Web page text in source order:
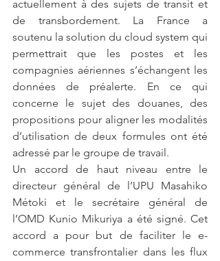
actuellement à des sujets de transit et
de transbordement. La France a
soutenu la solution du cloud system qui
permettrait que les postes et les
compagnies aériennes s’échangent les
données de préalerte. En ce qui
concerne le sujet des douanes, des
propositions pour aligner les modalités
d’utilisation de deux formules ont été
adressé par le groupe de travail.
Un accord de haut niveau entre le
directeur général de l’UPU Masahiko
Métoki et le secrétaire général de
l’OMD Kunio Mikuriya a été signé. Cet
accord a pour but de faciliter le e-
commerce transfrontalier dans les flux